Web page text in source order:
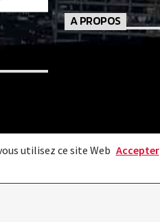
A PROPOS
utilisez ce site Web Accepter